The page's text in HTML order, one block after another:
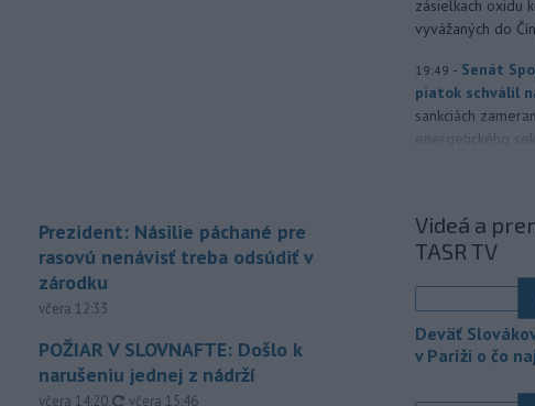
Prezident: Násilie páchané pre
rasovú nenávisť treba odsúdiť v
zárodku
včera 12:33
POŽIAR V SLOVNAFTE: Došlo k
narušeniu jednej z nádrží
včera 14:20, aktualizované
včera 15:46
zásielkach oxidu
vyvážaných do
19:49 - Senát
piatok schválil
sankciách
energetického
ktorý sa podarilo
právoplatným
15:21 - Piatkový
bratislavskej
pod kontrolou.
Videá a
TASR TV
Deväť
v Paríži o čo